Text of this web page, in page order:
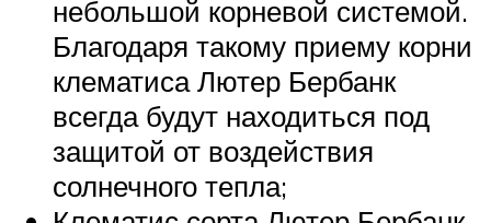
небольшой корневой системой.
Благодаря такому приему корни
клематиса Лютер Бербанк
всегда будут находиться под
защитой от воздействия
солнечного тепла;